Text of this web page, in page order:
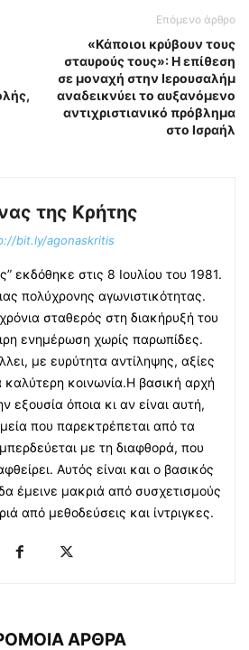
Επόμενο άρθρο
«Κάποιοι κρύβουν τους
σταυρούς τους»: Η επίθεση
σε μοναχή στην Ιερουσαλήμ
αναδεικνύει το αυξανόμενο
αντιχριστιανικό πρόβλημα
στο Ισραήλ
της Κρήτης
bit.ly/agonaskritis
εκδόθηκε στις 8 Ιουλίου του 1981.
πολύχρονης αγωνιστικότητας.
σταθερός στη διακήρυξή του
ενημέρωση χωρίς παρωπίδες.
με ευρύτητα αντίληψης, αξίες
καλύτερη κοινωνία.Η βασική αρχή
εξουσία όποια κι αν είναι αυτή,
που παρεκτρέπεται από τα
με τη διαφθορά, που
Αυτός είναι και ο βασικός
έμεινε μακριά από συσχετισμούς
από μεθοδεύσεις και ίντριγκες.
ΑΡΘΡΑ